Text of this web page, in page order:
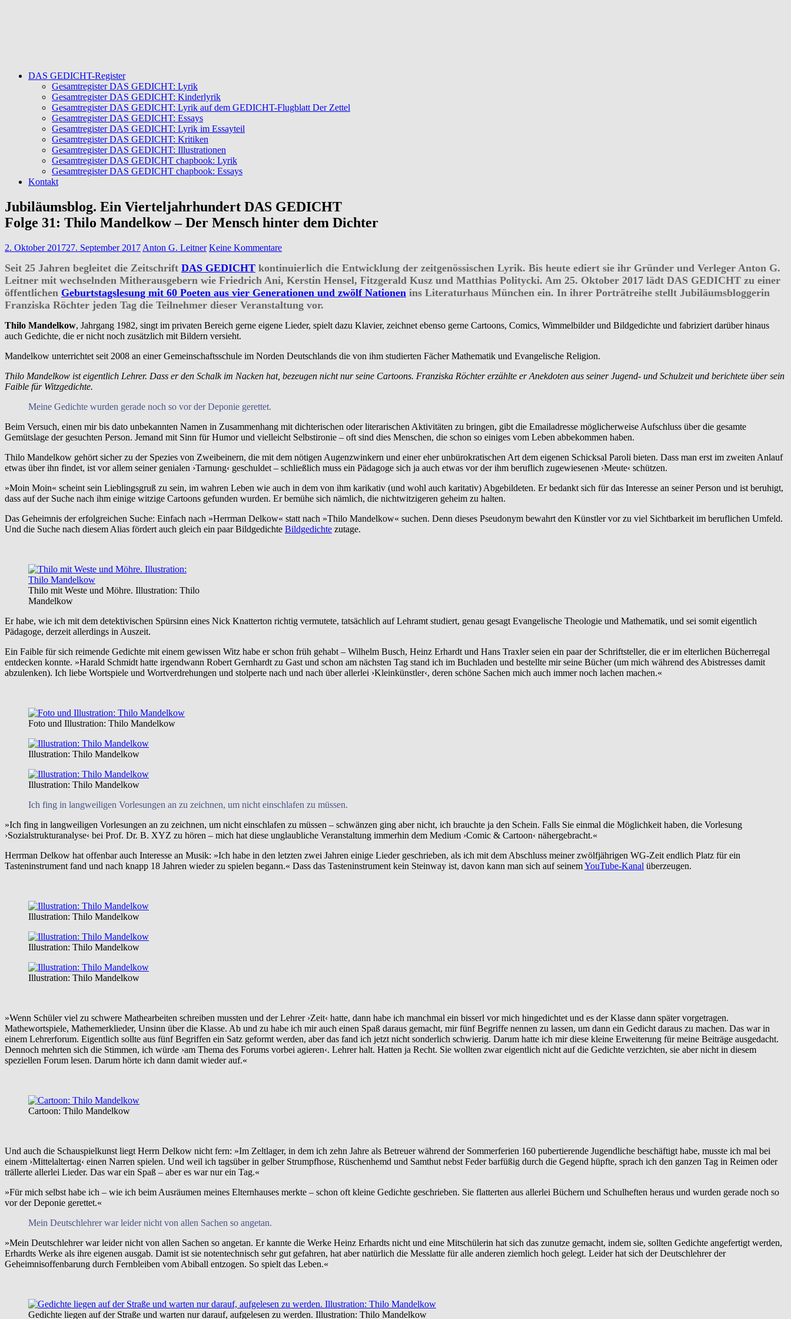
DAS GEDICHT-Register
Gesamtregister DAS GEDICHT: Lyrik
Gesamtregister DAS GEDICHT: Kinderlyrik
Gesamtregister DAS GEDICHT: Lyrik auf dem GEDICHT-Flugblatt Der Zettel
Gesamtregister DAS GEDICHT: Essays
Gesamtregister DAS GEDICHT: Lyrik im Essayteil
Gesamtregister DAS GEDICHT: Kritiken
Gesamtregister DAS GEDICHT: Illustrationen
Gesamtregister DAS GEDICHT chapbook: Lyrik
Gesamtregister DAS GEDICHT chapbook: Essays
Kontakt
Jubiläumsblog. Ein Vierteljahrhundert DAS GEDICHT
Folge 31: Thilo Mandelkow – Der Mensch hinter dem Dichter
2. Oktober 201727. September 2017 Anton G. Leitner Keine Kommentare
Seit 25 Jahren begleitet die Zeitschrift DAS GEDICHT kontinuierlich die Entwicklung der zeitgenössischen Lyrik. Bis heute ediert sie ihr Gründer und Verleger Anton G.
Leitner mit wechselnden Mitherausgebern wie Friedrich Ani, Kerstin Hensel, Fitzgerald Kusz und Matthias Politycki. Am 25. Oktober 2017 lädt DAS GEDICHT zu einer
öffentlichen Geburtstagslesung mit 60 Poeten aus vier Generationen und zwölf Nationen ins Literaturhaus München ein. In ihrer Porträtreihe stellt Jubiläumsbloggerin
Franziska Röchter jeden Tag die Teilnehmer dieser Veranstaltung vor.
Thilo Mandelkow, Jahrgang 1982, singt im privaten Bereich gerne eigene Lieder, spielt dazu Klavier, zeichnet ebenso gerne Cartoons, Comics, Wimmelbilder und Bildgedichte und fabriziert darüber hinaus
auch Gedichte, die er nicht noch zusätzlich mit Bildern versieht.
Mandelkow unterrichtet seit 2008 an einer Gemeinschaftsschule im Norden Deutschlands die von ihm studierten Fächer Mathematik und Evangelische Religion.
Thilo Mandelkow ist eigentlich Lehrer. Dass er den Schalk im Nacken hat, bezeugen nicht nur seine Cartoons. Franziska Röchter erzählte er Anekdoten aus seiner Jugend- und Schulzeit und berichtete über sein
Faible für Witzgedichte.
Meine Gedichte wurden gerade noch so vor der Deponie gerettet.
Beim Versuch, einen mir bis dato unbekannten Namen in Zusammenhang mit dichterischen oder literarischen Aktivitäten zu bringen, gibt die Emailadresse möglicherweise Aufschluss über die gesamte
Gemütslage der gesuchten Person. Jemand mit Sinn für Humor und vielleicht Selbstironie – oft sind dies Menschen, die schon so einiges vom Leben abbekommen haben.
Thilo Mandelkow gehört sicher zu der Spezies von Zweibeinern, die mit dem nötigen Augenzwinkern und einer eher unbürokratischen Art dem eigenen Schicksal Paroli bieten. Dass man erst im zweiten Anlauf
etwas über ihn findet, ist vor allem seiner genialen ›Tarnung‹ geschuldet – schließlich muss ein Pädagoge sich ja auch etwas vor der ihm beruflich zugewiesenen ›Meute‹ schützen.
»Moin Moin« scheint sein Lieblingsgruß zu sein, im wahren Leben wie auch in dem von ihm karikativ (und wohl auch karitativ) Abgebildeten. Er bedankt sich für das Interesse an seiner Person und ist beruhigt,
dass auf der Suche nach ihm einige witzige Cartoons gefunden wurden. Er bemühe sich nämlich, die nichtwitzigeren geheim zu halten.
Das Geheimnis der erfolgreichen Suche: Einfach nach »Herrman Delkow« statt nach »Thilo Mandelkow« suchen. Denn dieses Pseudonym bewahrt den Künstler vor zu viel Sichtbarkeit im beruflichen Umfeld.
Und die Suche nach diesem Alias fördert auch gleich ein paar Bildgedichte Bildgedichte zutage.
Thilo mit Weste und Möhre. Illustration: Thilo
Mandelkow
Er habe, wie ich mit dem detektivischen Spürsinn eines Nick Knatterton richtig vermutete, tatsächlich auf Lehramt studiert, genau gesagt Evangelische Theologie und Mathematik, und sei somit eigentlich
Pädagoge, derzeit allerdings in Auszeit.
Ein Faible für sich reimende Gedichte mit einem gewissen Witz habe er schon früh gehabt – Wilhelm Busch, Heinz Erhardt und Hans Traxler seien ein paar der Schriftsteller, die er im elterlichen Bücherregal
entdecken konnte. »Harald Schmidt hatte irgendwann Robert Gernhardt zu Gast und schon am nächsten Tag stand ich im Buchladen und bestellte mir seine Bücher (um mich während des Abistresses damit
abzulenken). Ich liebe Wortspiele und Wortverdrehungen und stolperte nach und nach über allerlei ›Kleinkünstler‹, deren schöne Sachen mich auch immer noch lachen machen.«
Foto und Illustration: Thilo Mandelkow
Illustration: Thilo Mandelkow
Illustration: Thilo Mandelkow
Ich fing in langweiligen Vorlesungen an zu zeichnen, um nicht einschlafen zu müssen.
»Ich fing in langweiligen Vorlesungen an zu zeichnen, um nicht einschlafen zu müssen – schwänzen ging aber nicht, ich brauchte ja den Schein. Falls Sie einmal die Möglichkeit haben, die Vorlesung
›Sozialstrukturanalyse‹ bei Prof. Dr. B. XYZ zu hören – mich hat diese unglaubliche Veranstaltung immerhin dem Medium ›Comic & Cartoon‹ nähergebracht.«
Herrman Delkow hat offenbar auch Interesse an Musik: »Ich habe in den letzten zwei Jahren einige Lieder geschrieben, als ich mit dem Abschluss meiner zwölfjährigen WG-Zeit endlich Platz für ein
Tasteninstrument fand und nach knapp 18 Jahren wieder zu spielen begann.« Dass das Tasteninstrument kein Steinway ist, davon kann man sich auf seinemYouTube-Kanal überzeugen.
Illustration: Thilo Mandelkow
Illustration: Thilo Mandelkow
Illustration: Thilo Mandelkow
»Wenn Schüler viel zu schwere Mathearbeiten schreiben mussten und der Lehrer ›Zeit‹ hatte, dann habe ich manchmal ein bisserl vor mich hingedichtet und es der Klasse dann später vorgetragen.
Mathewortspiele, Mathemerklieder, Unsinn über die Klasse. Ab und zu habe ich mir auch einen Spaß daraus gemacht, mir fünf Begriffe nennen zu lassen, um dann ein Gedicht daraus zu machen. Das war in
einem Lehrerforum. Eigentlich sollte aus fünf Begriffen ein Satz geformt werden, aber das fand ich jetzt nicht sonderlich schwierig. Darum hatte ich mir diese kleine Erweiterung für meine Beiträge ausgedacht.
Dennoch mehrten sich die Stimmen, ich würde ›am Thema des Forums vorbei agieren‹. Lehrer halt. Hatten ja Recht. Sie wollten zwar eigentlich nicht auf die Gedichte verzichten, sie aber nicht in diesem
speziellen Forum lesen. Darum hörte ich dann damit wieder auf.«
Cartoon: Thilo Mandelkow
Und auch die Schauspielkunst liegt Herrn Delkow nicht fern: »Im Zeltlager, in dem ich zehn Jahre als Betreuer während der Sommerferien 160 pubertierende Jugendliche beschäftigt habe, musste ich mal bei
einem ›Mittelaltertag‹ einen Narren spielen. Und weil ich tagsüber in gelber Strumpfhose, Rüschenhemd und Samthut nebst Feder barfüßig durch die Gegend hüpfte, sprach ich den ganzen Tag in Reimen oder
trällerte allerlei Lieder. Das war ein Spaß – aber es war nur ein Tag.«
»Für mich selbst habe ich – wie ich beim Ausräumen meines Elternhauses merkte – schon oft kleine Gedichte geschrieben. Sie flatterten aus allerlei Büchern und Schulheften heraus und wurden gerade noch so
vor der Deponie gerettet.«
Mein Deutschlehrer war leider nicht von allen Sachen so angetan.
»Mein Deutschlehrer war leider nicht von allen Sachen so angetan. Er kannte die Werke Heinz Erhardts nicht und eine Mitschülerin hat sich das zunutze gemacht, indem sie, sollten Gedichte angefertigt werden,
Erhardts Werke als ihre eigenen ausgab. Damit ist sie notentechnisch sehr gut gefahren, hat aber natürlich die Messlatte für alle anderen ziemlich hoch gelegt. Leider hat sich der Deutschlehrer der
Geheimnisoffenbarung durch Fernbleiben vom Abiball entzogen. So spielt das Leben.«
Gedichte liegen auf der Straße und warten nur darauf, aufgelesen zu werden. Illustration: Thilo Mandelkow